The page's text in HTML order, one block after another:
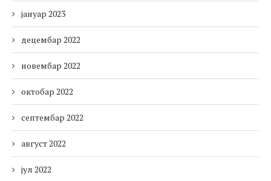
јануар 2023
децембар 2022
новембар 2022
октобар 2022
септембар 2022
август 2022
јул 2022